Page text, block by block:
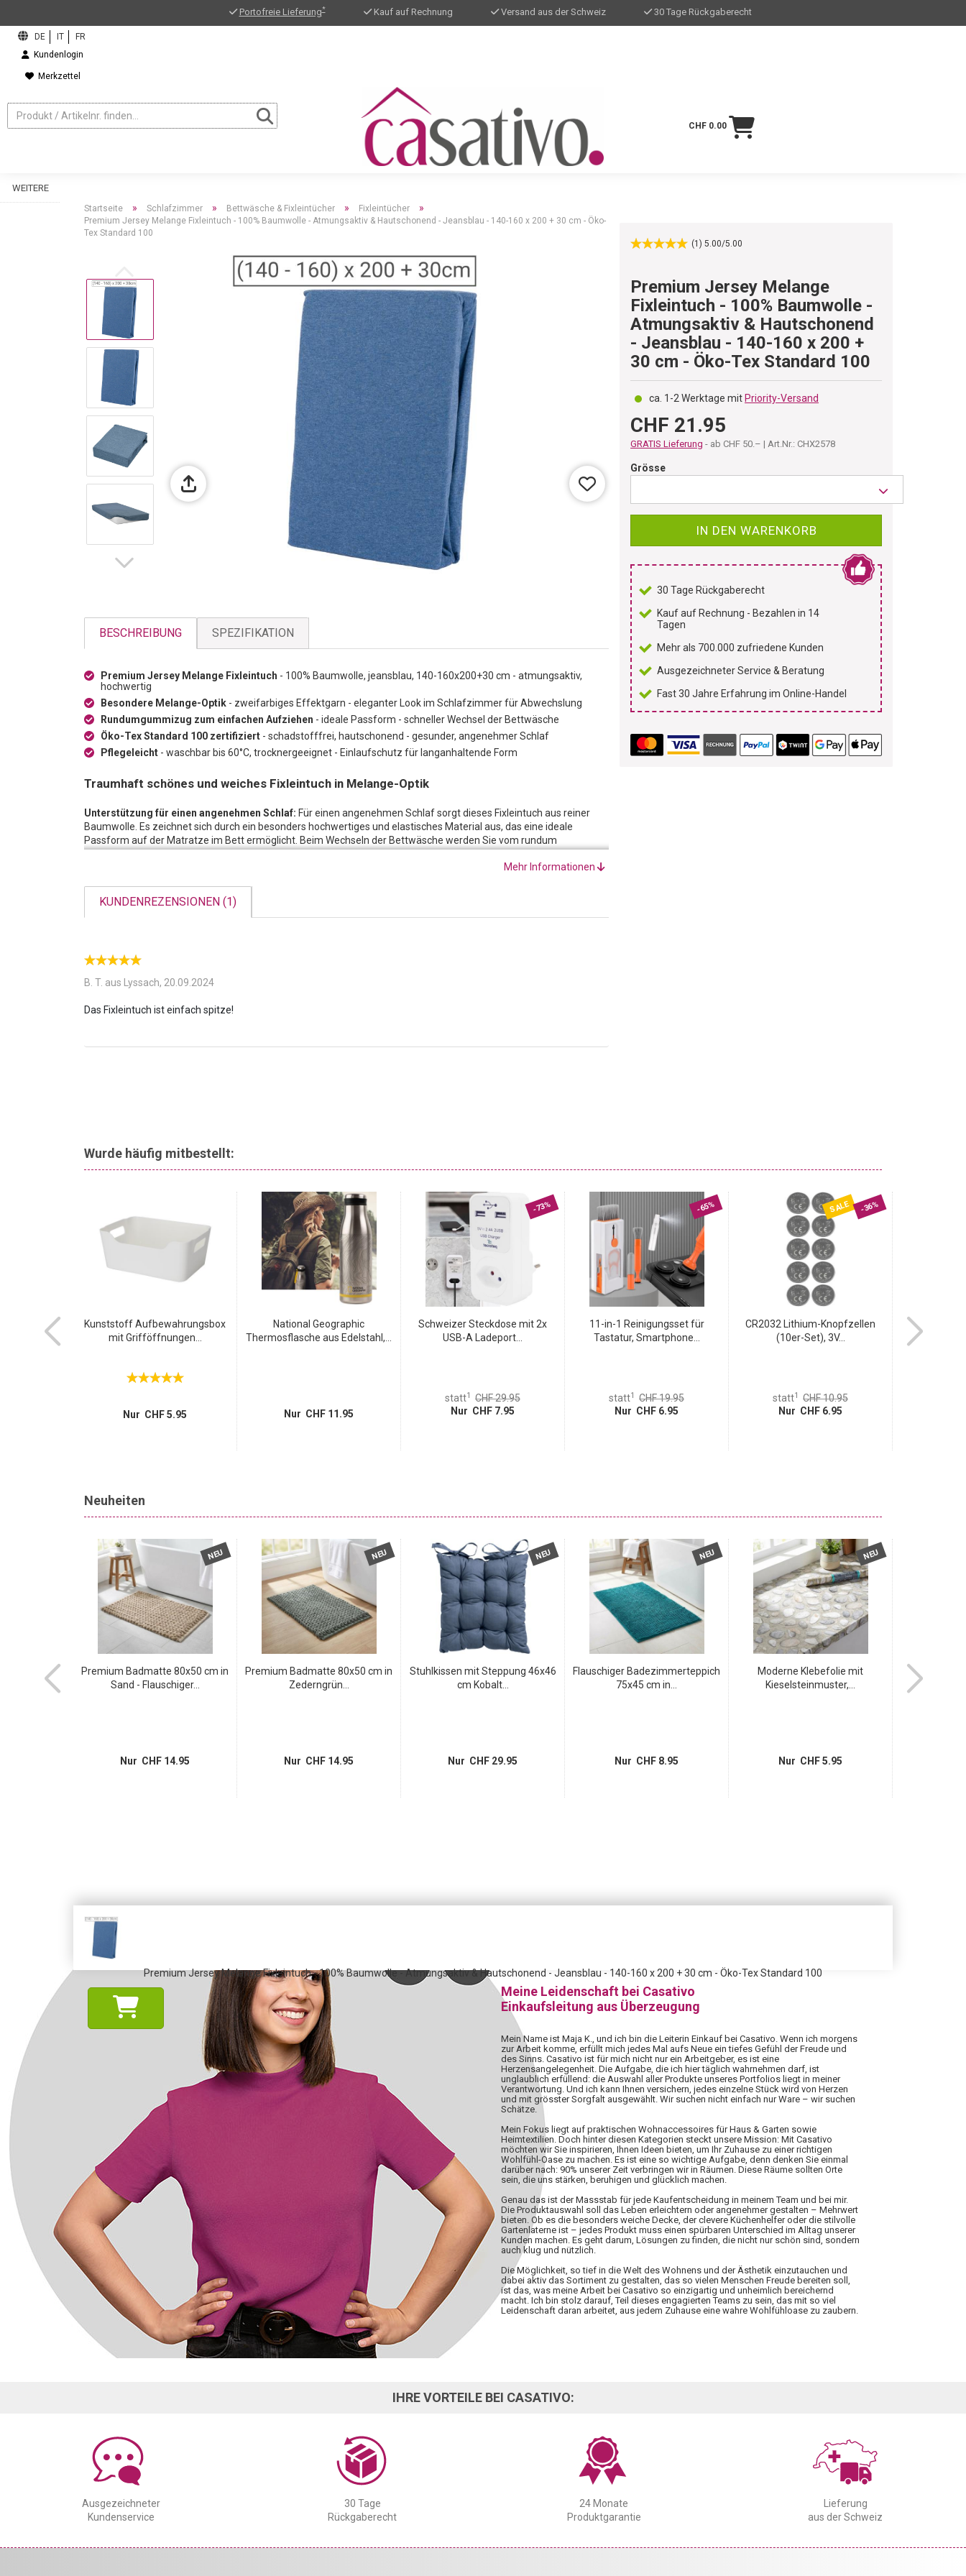
Portofreie Lieferung* Kauf auf Rechnung Versand aus der Schweiz 30 Tage Rückgaberecht
Kundenlogin
Merkzettel
CHF 0.00
WEITERE
Startseite » Schlafzimmer » Bettwäsche & Fixleintücher » Fixleintücher »
Premium Jersey Melange Fixleintuch - 100% Baumwolle - Atmungsaktiv & Hautschonend - Jeansblau - 140-160 x 200 + 30 cm - Öko-
Tex Standard 100
(1) 5.00/5.00
Premium Jersey Melange
Fixleintuch - 100% Baumwolle -
Atmungsaktiv & Hautschonend
- Jeansblau - 140-160 x 200 +
30 cm - Öko-Tex Standard 100
ca. 1-2 Werktage mit Priority-Versand
CHF 21.95
GRATIS Lieferung - ab CHF 50.– | Art.Nr.: CHX2578
Grösse
IN DEN WARENKORB
30 Tage Rückgaberecht
Kauf auf Rechnung - Bezahlen in 14
Tagen
Mehr als 700.000 zufriedene Kunden
Ausgezeichneter Service & Beratung
Fast 30 Jahre Erfahrung im Online-Handel
BESCHREIBUNG SPEZIFIKATION
Premium Jersey Melange Fixleintuch - 100% Baumwolle, jeansblau, 140-160x200+30 cm - atmungsaktiv,
hochwertig
Besondere Melange-Optik - zweifarbiges Effektgarn - eleganter Look im Schlafzimmer für Abwechslung
Rundumgummizug zum einfachen Aufziehen - ideale Passform - schneller Wechsel der Bettwäsche
Öko-Tex Standard 100 zertifiziert - schadstofffrei, hautschonend - gesunder, angenehmer Schlaf
Pflegeleicht - waschbar bis 60°C, trocknergeeignet - Einlaufschutz für langanhaltende Form
Traumhaft schönes und weiches Fixleintuch in Melange-Optik
Unterstützung für einen angenehmen Schlaf: Für einen angenehmen Schlaf sorgt dieses Fixleintuch aus reiner
Baumwolle. Es zeichnet sich durch ein besonders hochwertiges und elastisches Material aus, das eine ideale
Passform auf der Matratze im Bett ermöglicht. Beim Wechseln der Bettwäsche werden Sie vom rundum
werden kann und Sie sich im Handumdrehen in einem frisch gemachten Bett von den Strapazen des Alltags erholen
Abwechslung auf der Matratze:Warum nicht etwas Abwechslung im Schlafzimmer? Dieses Spannbetttuch ist aus
zweifarbigem Effektgarn gefertigt, was ihm eine Melange-Optik und einen extravaganten Look verleiht. Fein meliert
Hochwertige Verarbeitung, einfache Pflege:
zertifiziert. Sie können sich also darauf verlassen, dass alle Materialien zur Fertigung auf Schadstoffe überprüft
wurden und für die Gesundheit unbedenklich sind. Das Spannbetttuch wird ganz einfach mit bis zu 60 °C in der
Maschine gewaschen und kann in den Trockner gegeben werden. Der Einlaufschutz verhindert unschönes
Verziehen des Lakens nach dem Waschen.
Mehr Informationen
KUNDENREZENSIONEN (1)
B. T. aus Lyssach, 20.09.2024
Wurde häufig mitbestellt:
Kunststoff Aufbewahrungsbox
mit Grifföffnungen...
Nur CHF 5.95
National Geographic
Thermosflasche aus Edelstahl,...
Nur CHF 11.95
-73%
Schweizer Steckdose mit 2x
USB-A Ladeport...
statt1
CHF 29.95
Nur CHF 7.95
-65%
11-in-1 Reinigungsset für
Tastatur, Smartphone...
statt1
CHF 19.95
Nur CHF 6.95
SALE -36%
CR2032 Lithium-Knopfzellen
(10er-Set), 3V...
statt1
CHF 10.95
Nur CHF 6.95
Neuheiten
Typ 12
NEU
Premium Badmatte 80x50 cm in
Sand - Flauschiger...
Nur CHF 14.95
NEU
Premium Badmatte 80x50 cm in
Zederngrün...
Nur CHF 14.95
NEU
Stuhlkissen mit Steppung 46x46
cm Kobalt...
Nur CHF 29.95
NEU
Flauschiger Badezimmerteppich
75x45 cm in...
Nur CHF 8.95
NEU
Moderne Klebefolie mit
Kieselsteinmuster,...
Nur CHF 5.95
Flauschiger
Premium Jersey Melange Fixleintuch - 100% Baumwolle - Atmungsaktiv & Hautschonend - Jeansblau - 140-160 x 200 + 30 cm - Öko-Tex Standard 100
Meine Leidenschaft bei Casativo
Einkaufsleitung aus Überzeugung
Mein Name ist Maja K., und ich bin die Leiterin Einkauf bei Casativo. Wenn ich morgens
zur Arbeit komme, erfüllt mich jedes Mal aufs Neue ein tiefes Gefühl der Freude und
des Sinns. Casativo ist für mich nicht nur ein Arbeitgeber, es ist eine
Herzensangelegenheit. Die Aufgabe, die ich hier täglich wahrnehmen darf, ist
unglaublich erfüllend: die Auswahl aller Produkte unseres Portfolios liegt in meiner
Verantwortung. Und ich kann Ihnen versichern, jedes einzelne Stück wird von Herzen
und mit grösster Sorgfalt ausgewählt. Wir suchen nicht einfach nur Ware – wir suchen
Schätze.
Mein Fokus liegt auf praktischen Wohnaccessoires für Haus & Garten sowie
Heimtextilien. Doch hinter diesen Kategorien steckt unsere Mission: Mit Casativo
möchten wir Sie inspirieren, Ihnen Ideen bieten, um Ihr Zuhause zu einer richtigen
Wohlfühl-Oase zu machen. Es ist eine so wichtige Aufgabe, denn denken Sie einmal
darüber nach: 90% unserer Zeit verbringen wir in Räumen. Diese Räume sollten Orte
sein, die uns stärken, beruhigen und glücklich machen.
Genau das ist der Massstab für jede Kaufentscheidung in meinem Team und bei mir.
Die Produktauswahl soll das Leben erleichtern oder angenehmer gestalten – Mehrwert
bieten. Ob es die besonders weiche Decke, der clevere Küchenhelfer oder die stilvolle
Gartenlaterne ist – jedes Produkt muss einen spürbaren Unterschied im Alltag unserer
Kunden machen. Es geht darum, Lösungen zu finden, die nicht nur schön sind, sondern
auch klug und nützlich.
Die Möglichkeit, so tief in die Welt des Wohnens und der Ästhetik einzutauchen und
dabei aktiv das Sortiment zu gestalten, das so vielen Menschen Freude bereiten soll,
ist das, was meine Arbeit bei Casativo so einzigartig und unheimlich bereichernd
macht. Ich bin stolz darauf, Teil dieses engagierten Teams zu sein, das mit so viel
Leidenschaft daran arbeitet, aus jedem Zuhause eine wahre Wohlfühloase zu zaubern.
IHRE VORTEILE BEI CASATIVO:
Ausgezeichneter
Kundenservice
30 Tage
Rückgaberecht
24 Monate
Produktgarantie
Lieferung
aus der Schweiz